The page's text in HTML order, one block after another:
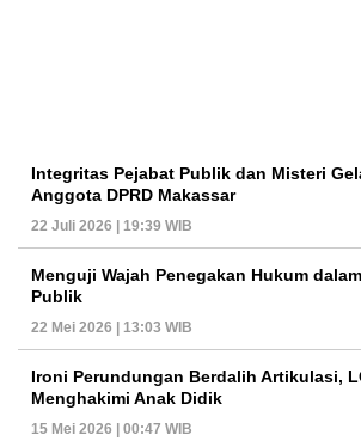
Integritas Pejabat Publik dan Misteri
Anggota DPRD Makassar
22 Juli 2026 | 19:39 WIB
Menguji Wajah Penegakan Hukum
Publik
22 Mei 2026 | 13:03 WIB
Ironi Perundungan Berdalih Artikulasi,
Menghakimi Anak Didik
15 Mei 2026 | 00:47 WIB